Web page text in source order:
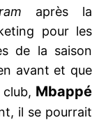
après la
pour les
de la saison
avant et que
Mbappé
il se pourrait